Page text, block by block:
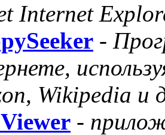
Internet
-
Wikipedia и
-